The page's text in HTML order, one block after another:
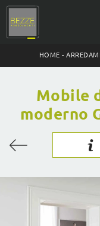
HOME -
Mobile
moderno